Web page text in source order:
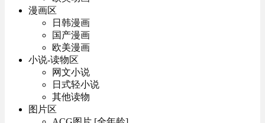
漫画区
日韩漫画
国产漫画
欧美漫画
小说-读物区
网文小说
日式轻小说
其他读物
图片区